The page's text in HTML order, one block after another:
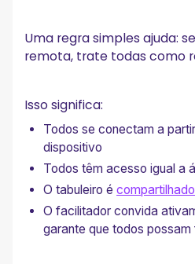
Uma regra simples ajuda:
remota, trate todas como
Isso significa:
Todos se conectam a
dispositivo
Todos têm acesso igual a
O tabuleiro é
O facilitador convida
garante que todos possam